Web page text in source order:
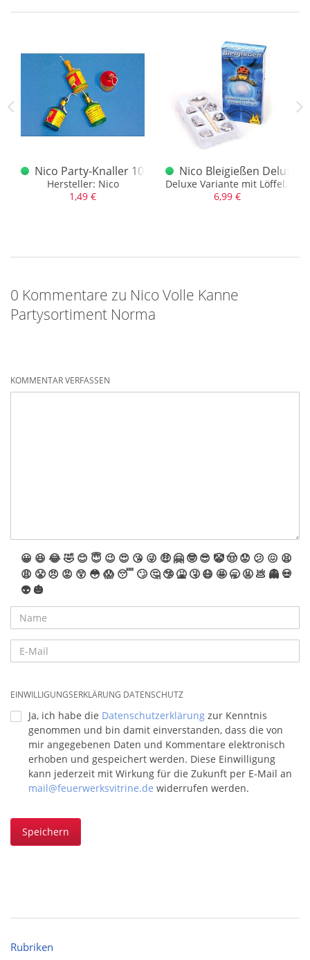
KnallkrautNico Party-Knaller 10-er od. andere Hersteller
Hersteller: Nico
1,49 €
Nico Bleigießen Deluxe
Deluxe Variante mit Löffel,
6,99 €
0 Kommentare zu Nico Volle Kanne
Partysortiment Norma
KOMMENTAR VERFASSEN
😀 😆 😂🤣 😊 😇 😉 😍 😘 😜 🤑 🤗 🤓 😎 🤡🤠 😟 😕 😖 😫
😩 😤 😠 😡 😲 😳 😱 😴 🙄 🤔 🤥 🤮 🤧 😷 🤩 🥱 🤬 💩 👻 💀
👽 🎃
EINWILLIGUNGSERKLÄRUNG DATENSCHUTZ
Ja, ich habe die Datenschutzerklärung zur Kenntnis
genommen und bin damit einverstanden, dass die von
mir angegebenen Daten und Kommentare elektronisch
erhoben und gespeichert werden. Diese Einwilligung
kann jederzeit mit Wirkung für die Zukunft per E-Mail an
mail@feuerwerksvitrine.de widerrufen werden.
Speichern
Rubriken